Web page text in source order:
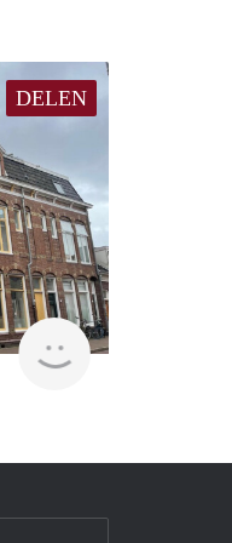
DELEN
GrunoVerhuur